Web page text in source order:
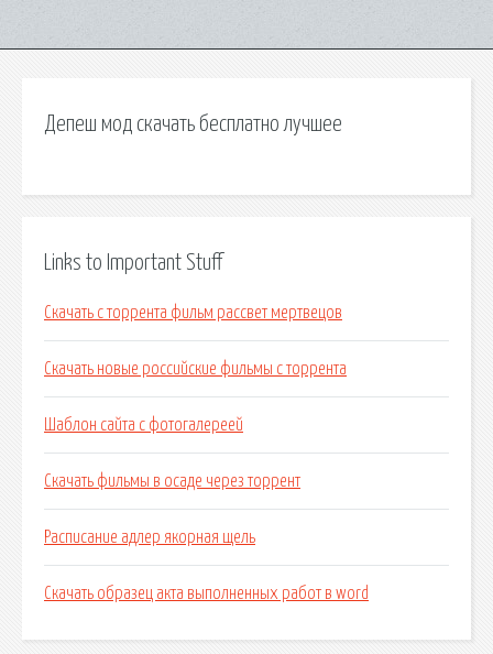
Депеш мод скачать бесплатно лучшее
Links to Important Stuff
Скачать с торрента фильм рассвет мертвецов
Скачать новые российские фильмы с торрента
Шаблон сайта с фотогалереей
Скачать фильмы в осаде через торрент
Расписание адлер якорная щель
Скачать образец акта выполненных работ в word